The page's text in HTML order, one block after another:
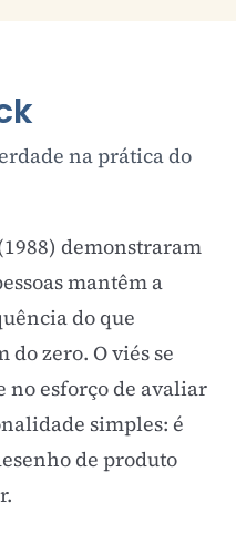
na prática do
demonstraram
mantêm a
do que
zero. O viés se
no esforço de avaliar
simples: é
de produto